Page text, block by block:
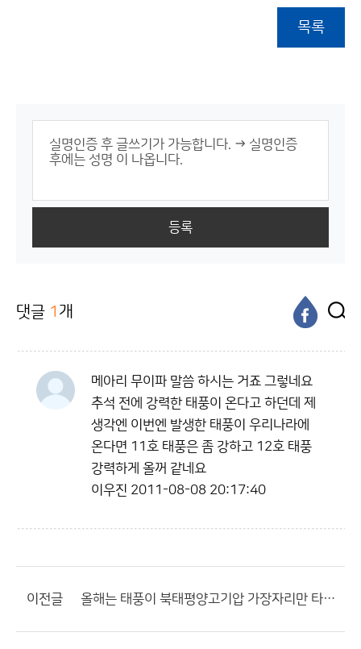
목록
등록
댓글 1 개
메아리 무이파 말씀 하시는 거죠 그렇네요
추석 전에 강력한 태풍이 온다고 하던데 제
생각엔 이번엔 발생한 태풍이 우리나라에
온다면 11호 태풍은 좀 강하고 12호 태풍
강력하게 올꺼 같네요
이우진 2011-08-08 20:17:40
이전글 올해는 태풍이 북태평양고기압 가장자리만 타게되면...